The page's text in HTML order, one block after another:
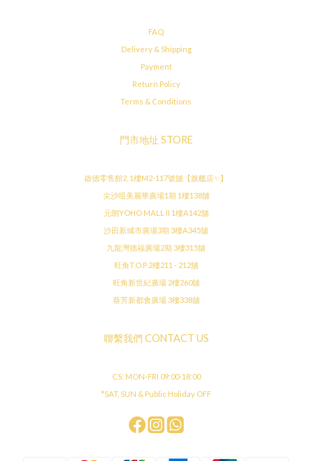
FAQ
Delivery & Shipping
Payment
Return Policy
Terms & Conditions
門市地址 STORE
啟德零售館2, 1樓M2-117號舖【旗艦店✨】
尖沙咀美麗華廣場1期 1樓138舖
元朗YOHO MALL II 1樓A142舖
沙田新城市廣場3期 3樓A345舖
九龍灣德福廣場2期 3樓315舖
旺角T.O.P 2樓211 - 212舖
旺角新世紀廣場 2樓260舖
葵芳新都會廣場 3樓338舖
聯繫我們 CONTACT US
CS: MON-FRI 09:00-18:00
*SAT, SUN & Public Holiday OFF